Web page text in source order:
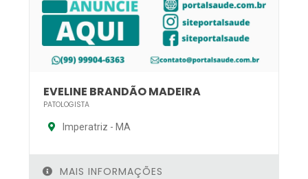
EVELINE BRANDÃO MADEIRA
PATOLOGISTA
Imperatriz - MA
MAIS INFORMAÇÕES